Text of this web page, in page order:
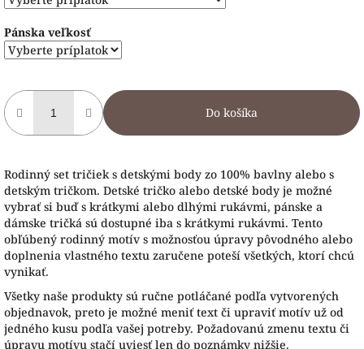
Pánska veľkosť
Do košíka
Rodinný set tričiek s detskými body zo 100% bavlny alebo s
detským tričkom. Detské tričko alebo detské body je možné
vybrať si buď s krátkymi alebo dlhými rukávmi, pánske a
dámske tričká sú dostupné iba s krátkymi rukávmi. Tento
obľúbený rodinný motív s možnosťou úpravy pôvodného alebo
doplnenia vlastného textu zaručene poteší všetkých, ktorí chcú
vynikať.
Všetky naše produkty sú ručne potláčané podľa vytvorených
objednavok, preto je možné meniť text či upraviť motív už od
jedného kusu podľa vašej potreby. Požadovanú zmenu textu či
úpravu motívu stačí uviesť len do poznámky nižšie.